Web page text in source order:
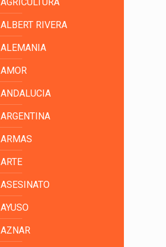
AGRICULTURA
ALBERT RIVERA
ALEMANIA
AMOR
ANDALUCIA
ARGENTINA
ARMAS
ARTE
ASESINATO
AYUSO
AZNAR